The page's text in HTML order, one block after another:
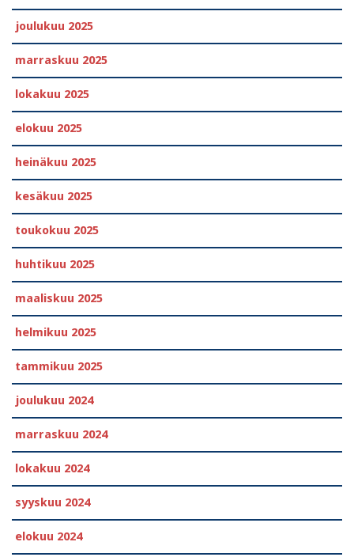
joulukuu 2025
marraskuu 2025
lokakuu 2025
elokuu 2025
heinäkuu 2025
kesäkuu 2025
toukokuu 2025
huhtikuu 2025
maaliskuu 2025
helmikuu 2025
tammikuu 2025
joulukuu 2024
marraskuu 2024
lokakuu 2024
syyskuu 2024
elokuu 2024